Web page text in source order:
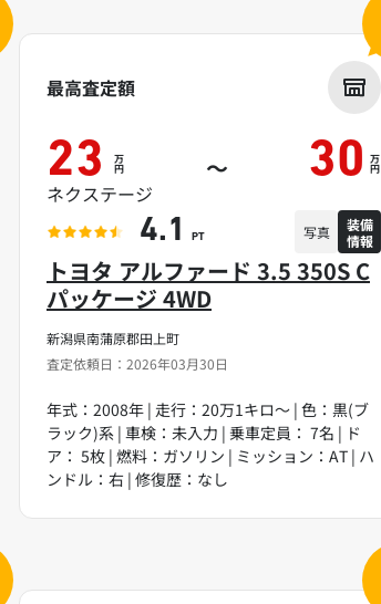
新潟県南蒲原郡田上町
査定依頼日：2026年03月30日
トヨタ アルファード 3.5 350S C
パッケージ 4WD
年式：2008年 | 走行：20万1キロ～ | 色：黒(ブ
ラック)系 | 車検：未入力 | 乗車定員： 7名 | ド
ア： 5枚 | 燃料：ガソリン | ミッション：AT | ハ
ンドル：右 | 修復歴：なし
最高査定額
23 万
円 ～ 30 万
円
ネクステージ
4.1 PT 写真
装備
情報